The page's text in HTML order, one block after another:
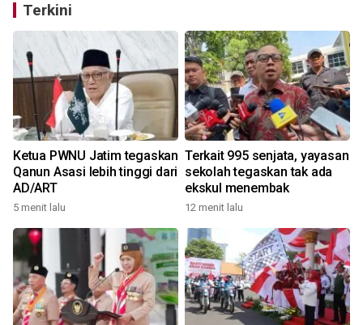
Terkini
Ketua PWNU Jatim tegaskan
Qanun Asasi lebih tinggi dari
AD/ART
5 menit lalu
Terkait 995 senjata, yayasan
sekolah tegaskan tak ada
ekskul menembak
12 menit lalu